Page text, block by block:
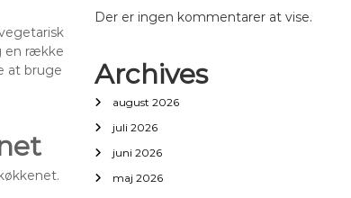
en række
at bruge
Der er ingen kommentarer at vise.
Archives
august 2026
juli 2026
juni 2026
maj 2026